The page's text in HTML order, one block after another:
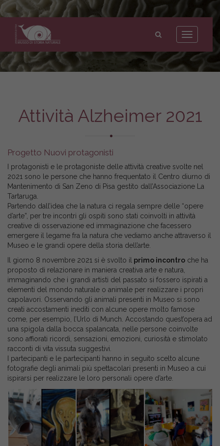
Toggle
navigation
Museo
di
Storia
Naturale
dell'Università
Attività Alzheimer 2021
Progetto Nuovi protagonisti
I protagonisti e le protagoniste delle attività creative svolte nel
2021 sono le persone che hanno frequentato il Centro diurno di
Mantenimento di San Zeno di Pisa gestito dall’Associazione La
Tartaruga.
Partendo dall’idea che la natura ci regala sempre delle “opere
d’arte”, per tre incontri gli ospiti sono stati coinvolti in attività
creative di osservazione ed immaginazione che facessero
emergere il legame fra la natura che vediamo anche attraverso il
Museo e le grandi opere della storia dell’arte.
Il giorno 8 novembre 2021 si è svolto il primo incontro che ha
proposto di relazionare in maniera creativa arte e natura,
immaginando che i grandi artisti del passato si fossero ispirati a
elementi del mondo naturale o animale per realizzare i propri
capolavori. Osservando gli animali presenti in Museo si sono
creati accostamenti inediti con alcune opere molto famose
come, per esempio, l’Urlo di Munch. Accostando quest’opera ad
una spigola dalla bocca spalancata, nelle persone coinvolte
sono affiorati ricordi, sensazioni, emozioni, curiosità e stimolato
racconti di vita vissuta suggestivi.
I partecipanti e le partecipanti hanno in seguito scelto alcune
fotografie degli animali più spettacolari presenti in Museo a cui
ispirarsi per realizzare le loro personali opere d’arte.